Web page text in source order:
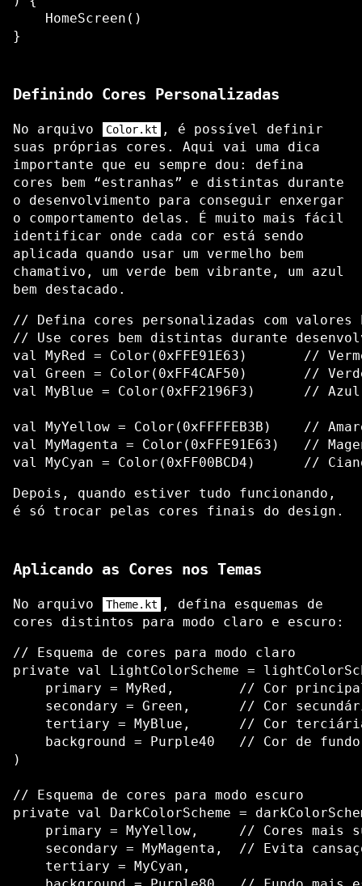
    HomeScreen()
Definindo Cores Personalizadas
No arquivo Color.kt
, é possível definir
suas próprias cores. Aqui vai uma dica
importante que eu sempre dou: defina
cores bem “estranhas” e distintas durante
o desenvolvimento para conseguir enxergar
o comportamento delas. É muito mais fácil
identificar onde cada cor está sendo
aplicada quando usar um vermelho bem
chamativo, um verde bem vibrante, um azul
bem destacado.
// Defina cores personalizadas com valores
// Use cores bem distintas durante
val MyRed = Color(0xFFE91E63)       //
val Green = Color(0xFF4CAF50)       //
val MyBlue = Color(0xFF2196F3)      //
val MyYellow = Color(0xFFFFEB3B)    //
val MyMagenta = Color(0xFFE91E63)   //
Depois, quando estiver tudo funcionando,
é só trocar pelas cores finais do design.
Aplicando as Cores nos Temas
No arquivo Theme.kt
, defina esquemas de
cores distintos para modo claro e escuro:
// Esquema de cores para modo claro
private val LightColorScheme =
primary = MyRed,        // Cor
secondary = Green,      // Cor
tertiary = MyBlue,      // Cor
background = Purple40   // Cor de
)
// Esquema de cores para modo escuro
private val DarkColorScheme =
primary = MyYellow,     // Cores mais
secondary = MyMagenta,  // Evita
    tertiary = MyCyan,